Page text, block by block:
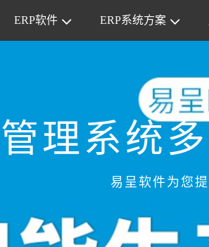
ERP软件 ERP系统方案
理系统
易呈软件为您